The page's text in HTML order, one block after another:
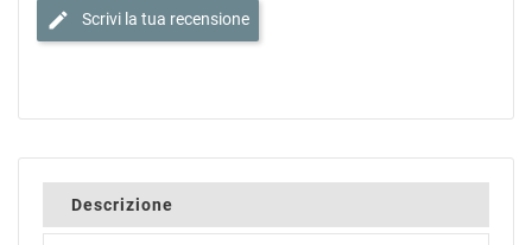
edit Scrivi la tua recensione
Descrizione